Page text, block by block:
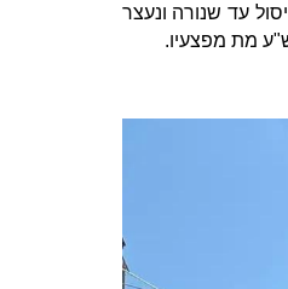
עד שנורה ונעצר
מת מפצעיו.